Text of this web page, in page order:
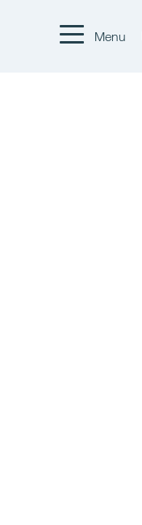
Menu